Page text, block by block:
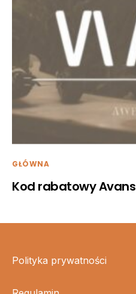
GŁÓWNA
Kod rabatowy Avans
Polityka prywatności